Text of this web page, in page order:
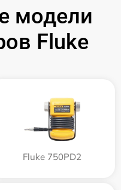
модели
Fluke
Fluke 750PD2